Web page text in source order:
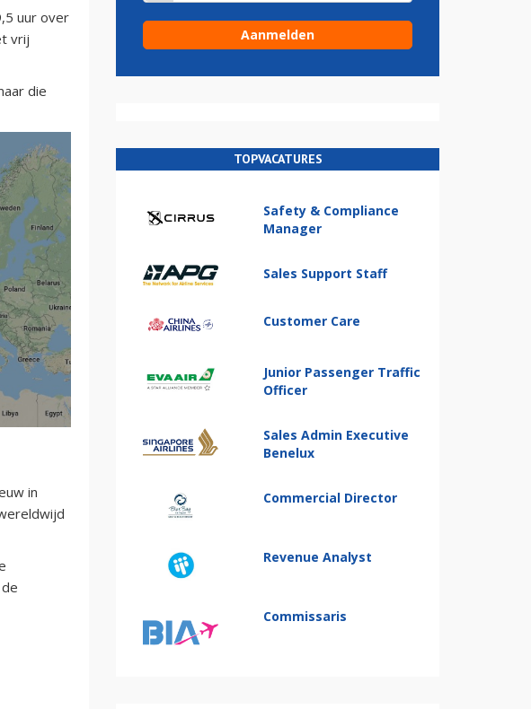
uur over
vrij
die
in
TOPVACATURES
Safety & Compliance
Manager
Sales Support Staff
Customer Care
Junior Passenger Traffic
Officer
Sales Admin Executive
Benelux
Commercial Director
Revenue Analyst
Commissaris